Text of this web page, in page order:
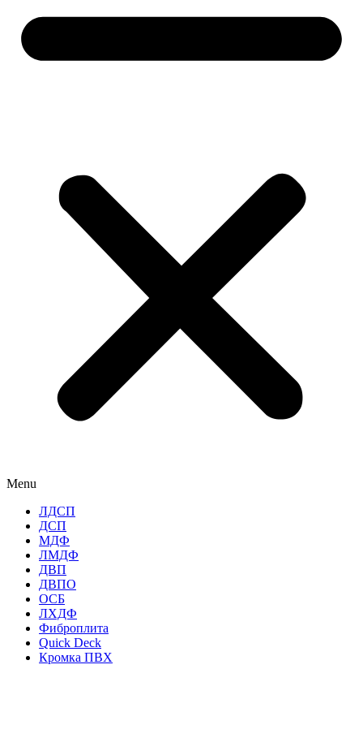
Menu
ЛДСП
ДСП
МДФ
ЛМДФ
ДВП
ДВПО
ОСБ
ЛХДФ
Фиброплита
Quick Deck
Кромка ПВХ